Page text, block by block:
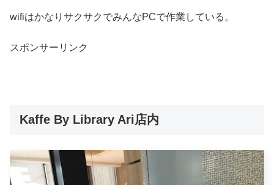
wifiはかなりサクサクでみんなPCで作業している。
スポンサーリンク
Kaffe By Library Ari店内